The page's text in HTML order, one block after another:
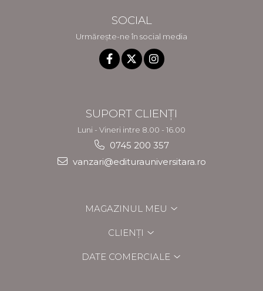
SOCIAL
Urmărește-ne în social media
SUPORT CLIENȚI
Luni - Vineri intre 8.00 - 16.00
0745 200 357
vanzari@editurauniversitara.ro
MAGAZINUL MEU
CLIENȚI
DATE COMERCIALE